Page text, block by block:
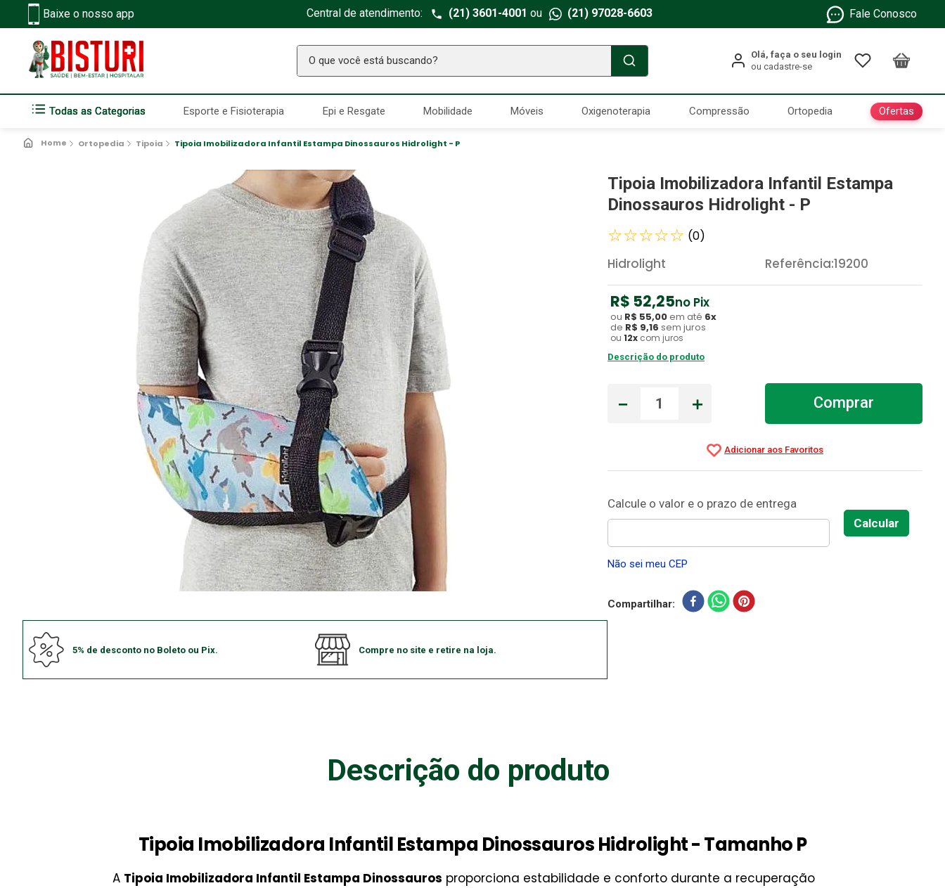
Baixe o nosso app Central de atendimento: (21) 3601-4001 ou (21) 97028-6603 Fale Conosco
O que você está buscando?
Todas as Categorias Esporte e Fisioterapia Epi e Resgate Mobilidade Móveis Oxigenoterapia Compressão Ortopedia Ofertas
Ortopedia Tipoia Tipoia Imobilizadora Infantil Estampa Dinossauros Hidrolight - P
5% de desconto no Boleto ou Pix. Compre no site e retire na loja.
Tipoia Imobilizadora Infantil Estampa
Dinossauros Hidrolight - P
☆☆☆☆☆ (0)
Hidrolight Referência:19200
R$ 52,25no Pix
ou R$ 55,00em até 6x
de R$ 9,16 sem juros
ou 12x com juros
Descrição do produto
＋
－ Comprar
Não sei meu CEP
Compartilhar
Descrição do produto
Tipoia Imobilizadora Infantil Estampa Dinossauros Hidrolight - Tamanho P
A Tipoia Imobilizadora Infantil Estampa Dinossauros proporciona estabilidade e conforto durante a recuperação
TERMOS MAIS BUSCADOS
Seringa Insulina
2º Fralda Geriatrica
3º
Littmann
5º Estetoscopio Littmann
6º Aparelho Pressão
7º Absorvente Geriatrico
8º Gaze Esteril
9º Gaze
10º Cadeira Banho